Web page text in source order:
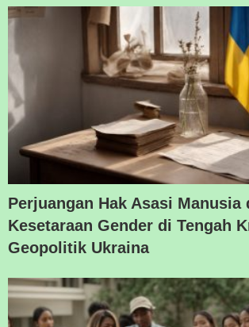
Perjuangan Hak Asasi Manusia
Kesetaraan Gender di Tengah
Geopolitik Ukraina